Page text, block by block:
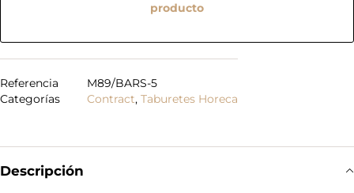
producto
Referencia
M89/BARS-5
Categorías
Contract, Taburetes Horeca
Descripción